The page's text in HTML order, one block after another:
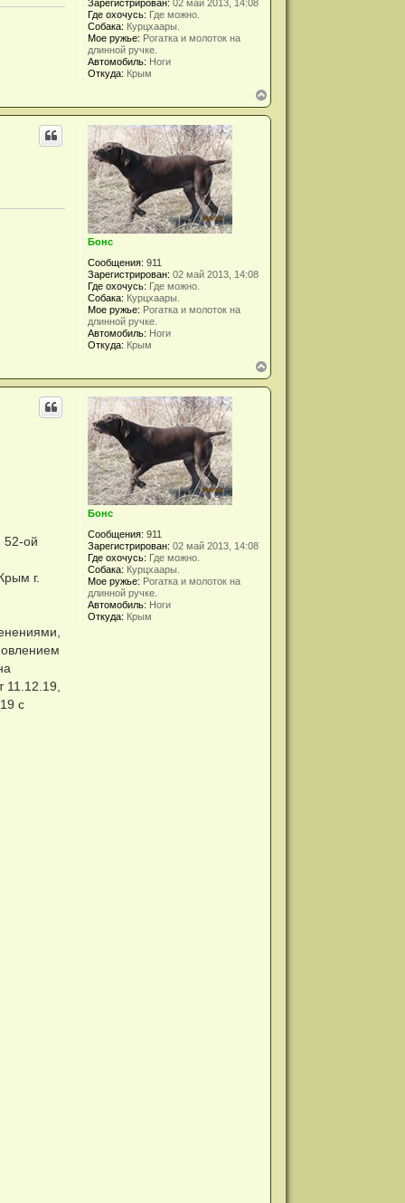
Зарегистрирован: 02 май 2013, 14:08
Где охочусь: Где можно.
Собака: Курцхаары.
Мое ружье: Рогатка и молоток на
длинной ручке.
Автомобиль: Ноги
Откуда: Крым
е
р
Бонс
Сообщения: 911
Зарегистрирован: 02 май 2013, 14:08
Где охочусь: Где можно.
Собака: Курцхаары.
Мое ружье: Рогатка и молоток на
длинной ручке.
Автомобиль: Ноги
Откуда: Крым
е
р
Бонс
Сообщения: 911
Зарегистрирован: 02 май 2013, 14:08
Где охочусь: Где можно.
Собака: Курцхаары.
Мое ружье: Рогатка и молоток на
длинной ручке.
Автомобиль: Ноги
Откуда: Крым
52-ой
г.
с